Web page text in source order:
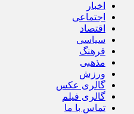
اخبار
اجتماعی
اقتصاد
سیاسی
فرهنگ
مذهبی
ورزش
گالری عکس
گالری فیلم
تماس با ما